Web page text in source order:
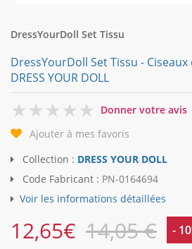
DressYourDoll Set Tissu
DressYourDoll Set Tissu -
DRESS YOUR DOLL
0
Donner votre avis
Ajouter à mes favoris
Collection : DRESS YOUR DOLL
Code Fabricant : PN-0164694
Voir les informations détaillées
12,65€ 14,05 € -